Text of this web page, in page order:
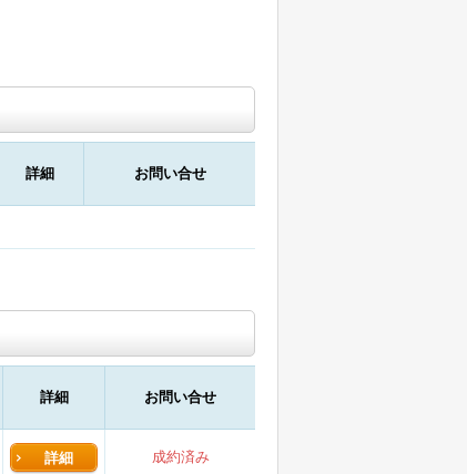
詳細 お問い合せ
詳細 お問い合せ
詳細 成約済み